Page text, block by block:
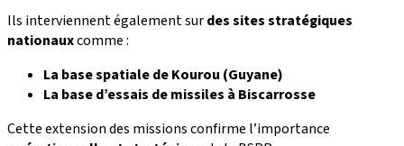
Ils interviennent également surdes sites stratégiques
nationauxcomme :
La base spatiale de Kourou (Guyane)
La base d’essais de missiles à Biscarrosse
Cette extension des missions confirme l’importance